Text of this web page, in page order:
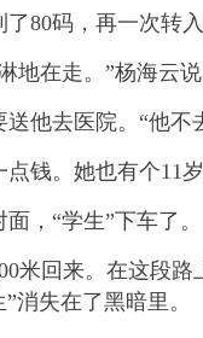
码，再一次转入
在走。”杨海云说
他去医院。“他不
。她也有个11
，“学生”下车了。
回来。在这段路
消失在了黑暗里。